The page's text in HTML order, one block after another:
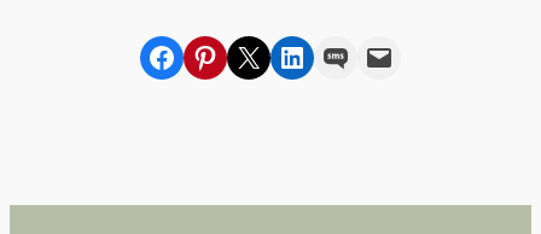
Partager sur Facebook
sur Pinterest
sur X sur LinkedIn
par SMSpar e-mail